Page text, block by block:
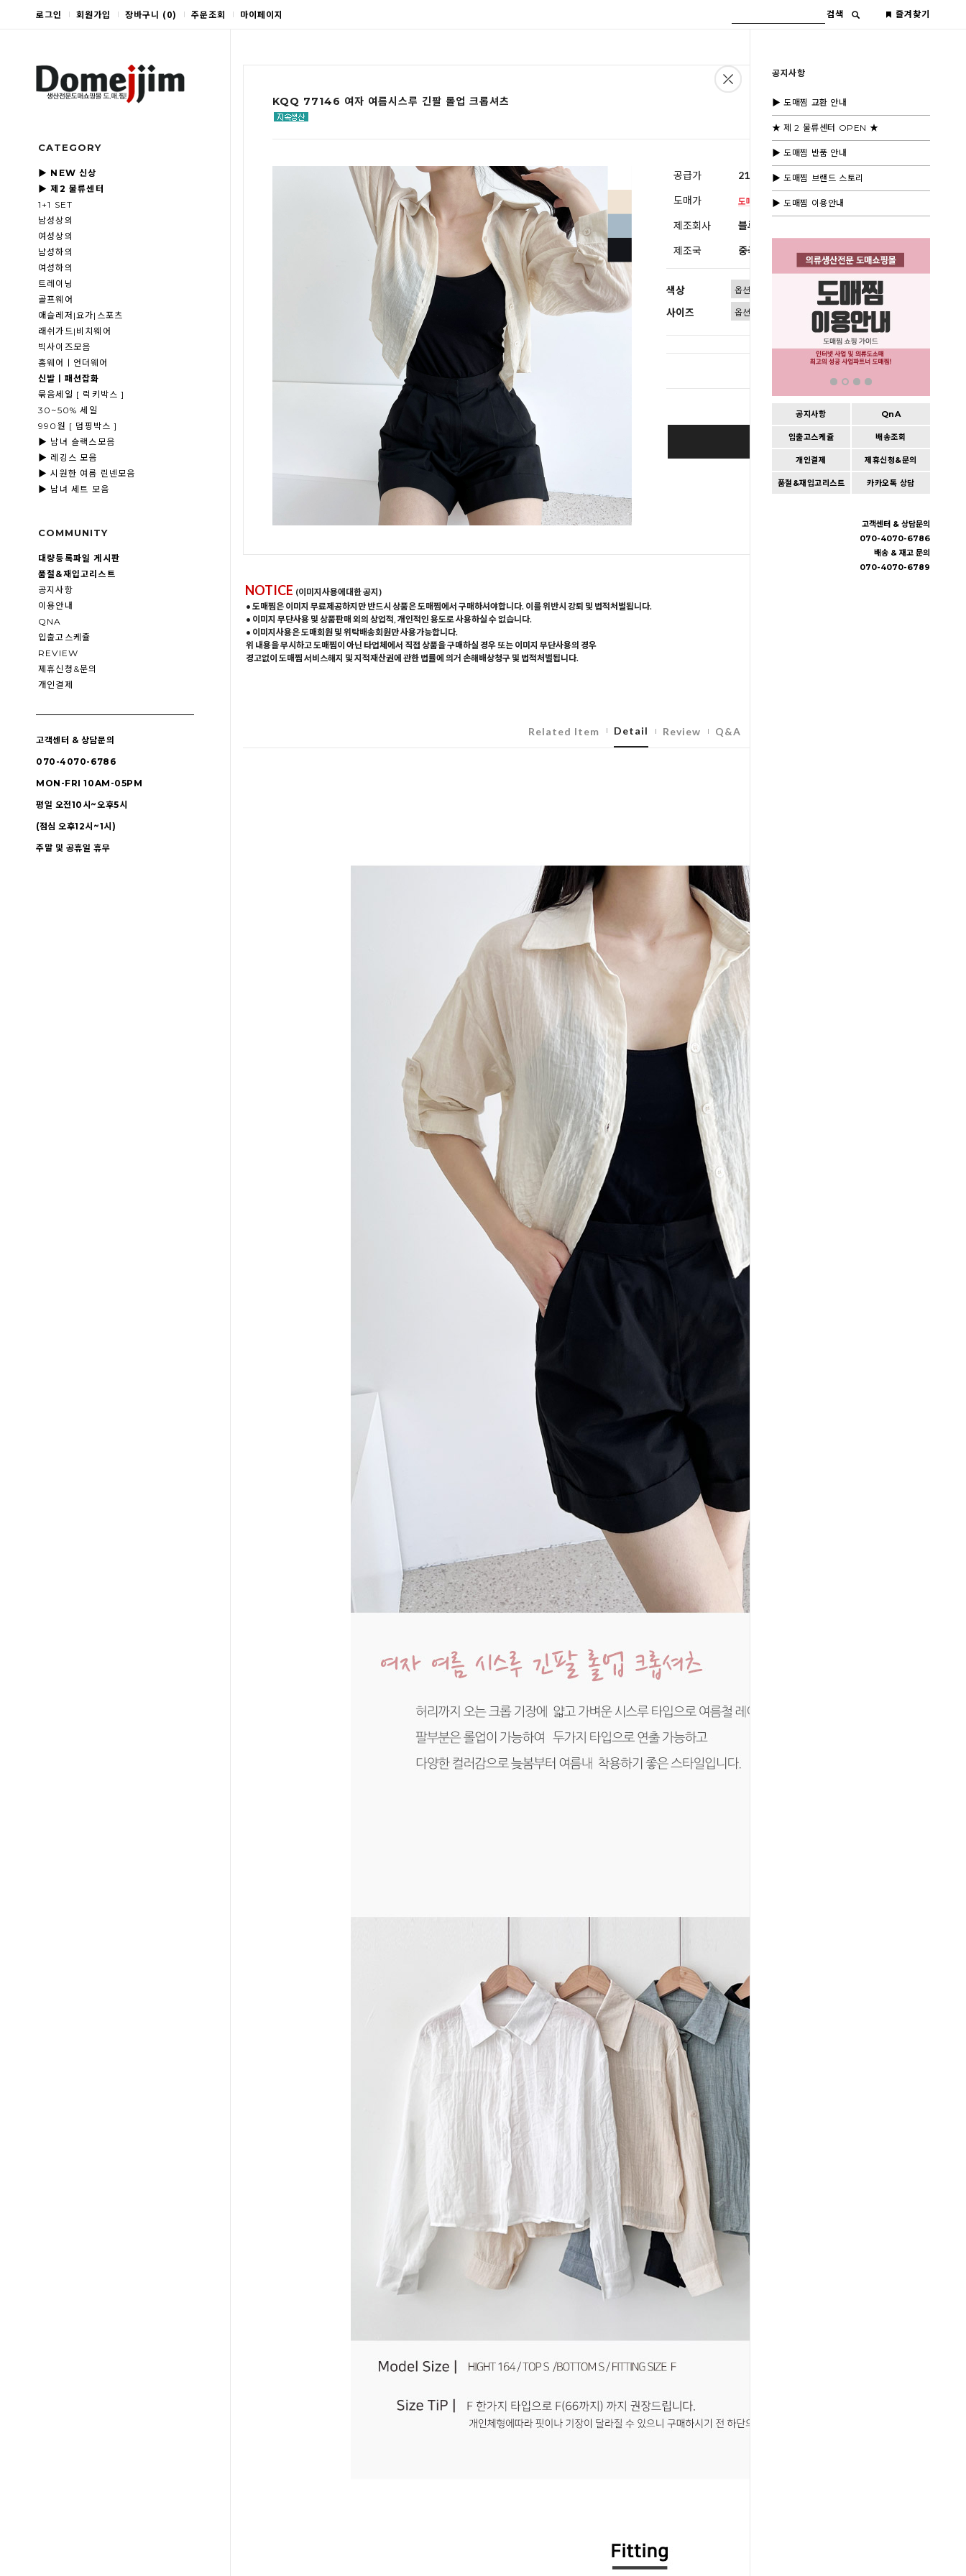
로그인 회원가입 장바구니 (0) 주문조회 마이페이지 검색 즐겨찾기
CATEGORY
▶ NEW 신상
▶ 제2 물류센터
1+1 SET
남성상의
여성상의
남성하의
여성하의
트레이닝
골프웨어
애슬레저|요가|스포츠
래쉬가드|비치웨어
빅사이즈모음
홈웨어ㅣ언더웨어
신발ㅣ패션잡화
묶음세일 [ 럭키박스 ]
30~50% 세일
990원 [ 덤핑박스 ]
▶ 남녀 슬랙스모음
▶ 레깅스 모음
▶ 시원한 여름 린넨모음
▶ 남녀 세트 모음
COMMUNITY
대량등록파일 게시판
품절&재입고리스트
공지사항
이용안내
QNA
입출고스케쥴
REVIEW
제휴신청&문의
개인결제
고객센터 & 상담문의
070-4070-6786
MON-FRI 10AM-05PM
평일 오전10시~오후5시
(점심 오후12시~1시)
주말 및 공휴일 휴무
공지사항
▶ 도매찜 교환 안내
★ 제 2 물류센터 OPEN ★
▶ 도매찜 반품 안내
▶ 도매찜 브랜드 스토리
▶ 도매찜 이용안내
공지사항 QnA
입출고스케쥴 배송조회
개인결제 제휴신청&문의
품절&재입고리스트 카카오톡 상담
고객센터 & 상담문의
070-4070-6786
배송 & 재고 문의
070-4070-6789
KQQ 77146 여자 여름시스루 긴팔 롤업 크롭셔츠
공급가 21,600원 (부가세별도)
도매가
제조회사 블루모드제휴사
제조국 중국
색상
사이즈
BUY IT NOW
Cart | Wishlist
NOTICE (이미지사용에대한 공지)
• 도매찜은 이미지 무료제공하지만 반드시 상품은 도매찜에서 구매하셔야합니다. 이를 위반시 강퇴 및 법적처벌됩니다.
• 이미지 무단사용 및 상품판매 외의 상업적, 개인적인 용도로 사용하실 수 없습니다.
• 이미지사용은 도매회원 및 위탁배송회원만 사용가능합니다.
위 내용을 무시하고 도매찜이 아닌 타업체에서 직접 상품을 구매하실 경우 또는 이미지 무단사용의 경우
경고없이 도매찜 서비스해지 및 지적재산권에 관한 법률에 의거 손해배상청구 및 법적처벌됩니다.
Related Item Detail Review Q&A